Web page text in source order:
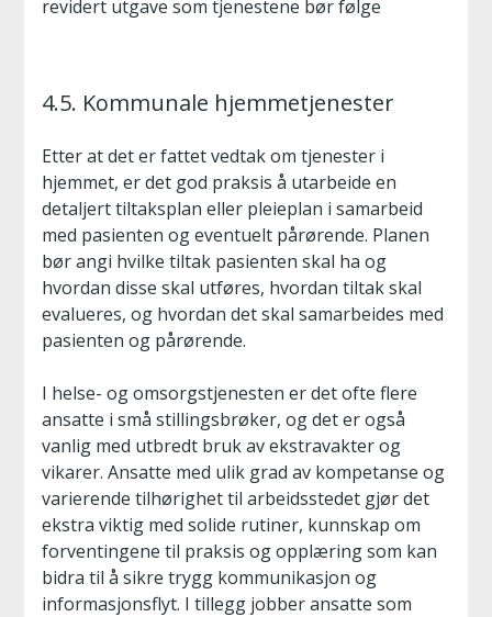
revidert utgave som tjenestene bør følge
4.5. Kommunale hjemmetjenester
Etter at det er fattet vedtak om tjenester i
hjemmet, er det god praksis å utarbeide en
detaljert tiltaksplan eller pleieplan i samarbeid
med pasienten og eventuelt pårørende. Planen
bør angi hvilke tiltak pasienten skal ha og
hvordan disse skal utføres, hvordan tiltak skal
evalueres, og hvordan det skal samarbeides med
pasienten og pårørende.
I helse- og omsorgstjenesten er det ofte flere
ansatte i små stillingsbrøker, og det er også
vanlig med utbredt bruk av ekstravakter og
vikarer. Ansatte med ulik grad av kompetanse og
varierende tilhørighet til arbeidsstedet gjør det
ekstra viktig med solide rutiner, kunnskap om
forventingene til praksis og opplæring som kan
bidra til å sikre trygg kommunikasjon og
informasjonsflyt. I tillegg jobber ansatte som